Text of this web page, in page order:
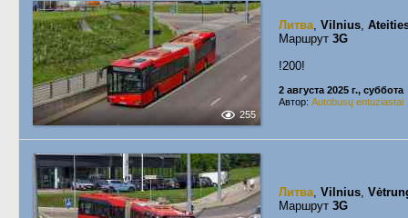
255
Литва, Vilnius,
Маршрут 3G
!200!
2 августа 2025 г., суббота
Автор: Autobusų entuziastai
Литва, Vilnius,
Маршрут 3G